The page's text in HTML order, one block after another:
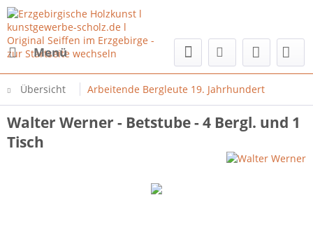
Menü
Übersicht Arbeitende Bergleute 19. Jahrhundert
Walter Werner - Betstube - 4 Bergl. und 1
Tisch